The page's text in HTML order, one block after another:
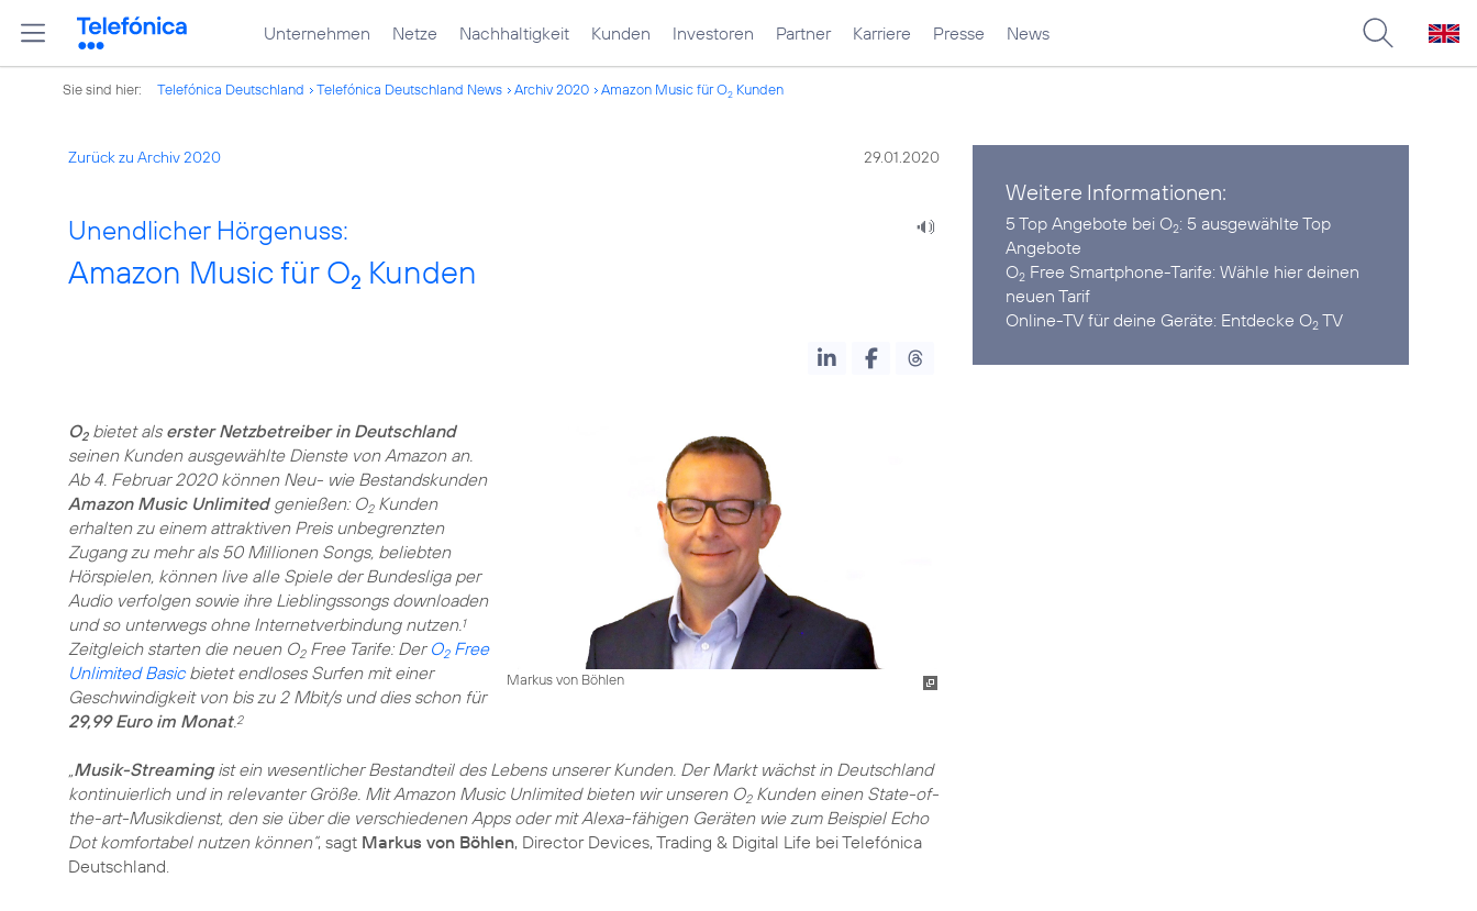
Unternehmen Netze Nachhaltigkeit Kunden Investoren Partner Karriere Presse News
Sie sind hier: Telefónica Deutschland Telefónica Deutschland News Archiv 2020 Amazon Music für O2 Kunden
Zurück zu Archiv 2020 29.01.2020
Unendlicher Hörgenuss:
Amazon Music für O2 Kunden
Markus von Böhlen
O2bietet als erster Netzbetreiber in Deutschland
seinen Kunden ausgewählte Dienste von Amazon an.
Ab 4. Februar 2020 können Neu- wie Bestandskunden
Amazon Music Unlimitedgenießen: O2Kunden
erhalten zu einem attraktiven Preis unbegrenzten
Zugang zu mehr als 50 Millionen Songs, beliebten
Hörspielen, können live alle Spiele der Bundesliga per
Audio verfolgen sowie ihre Lieblingssongs downloaden
und so unterwegs ohne Internetverbindung nutzen.1
Zeitgleich starten die neuen O2Free Tarife: Der O2Free
Unlimited Basicbietet endloses Surfen mit einer
Geschwindigkeit von bis zu 2 Mbit/s und dies schon für
29,99 Euro im Monat.2
„Musik-Streamingist ein wesentlicher Bestandteil des Lebens unserer Kunden. Der Markt wächst in Deutschland
kontinuierlich und in relevanter Größe. Mit Amazon Music Unlimited bieten wir unseren O2Kunden einen State-of-
the-art-Musikdienst, den sie über die verschiedenen Apps oder mit Alexa-fähigen Geräten wie zum Beispiel Echo
Dot komfortabel nutzen können“, sagt Markus von Böhlen, Director Devices, Trading & Digital Life bei Telefónica
Deutschland.
Weitere Informationen:
5 Top Angebote bei O2: 5 ausgewählte Top
Angebote
O2 Free Smartphone-Tarife:Wähle hier deinen
neuen Tarif
Online-TV für deine Geräte: Entdecke O2 TV